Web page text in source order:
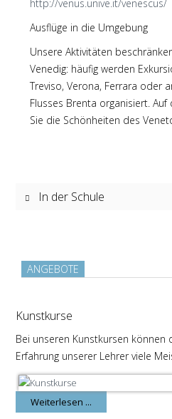
http://venus.unive.it/venescus/
Ausflüge in die Umgebung
Unsere Aktivitäten
Venedig: häufig werden
Treviso, Verona, Ferrara oder
Flusses Brenta organisiert. Auf
Sie die Schönheiten des
In der Schule
ANGEBOTE
Kunstkurse
Bei unseren Kunstkursen
Erfahrung unserer Lehrer viele
Weiterlesen ...